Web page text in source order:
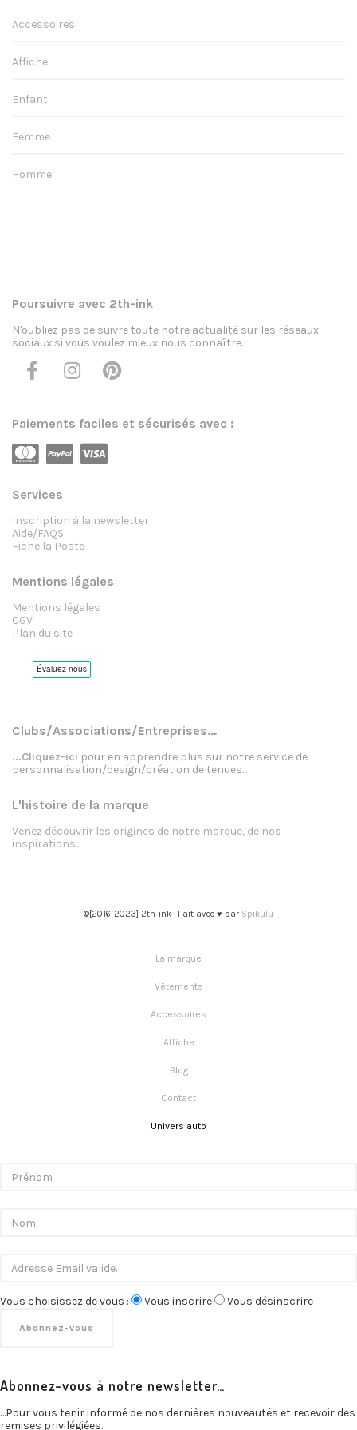
Accessoires
Affiche
Enfant
Femme
Homme
Poursuivre avec 2th-ink
N'oubliez pas de suivre toute notre actualité sur les réseaux
sociaux si vous voulez mieux nous connaître.
Paiements faciles et sécurisés avec :
Services
Inscription à la newsletter
Aide/FAQS
Fiche la Poste
Mentions légales
Mentions légales
CGV
Plan du site
Clubs/Associations/Entreprises...
...Cliquez-ici pour en apprendre plus sur notre service de
personnalisation/design/création de tenues...
L'histoire de la marque
Venez découvrir les origines de notre marque, de nos
inspirations...
©[2016-2023] 2th-ink · Fait avec ♥ par Spikulu
La marque
Vêtements
Accessoires
Affiche
Blog
Contact
Univers auto
Vous choisissez de vous : Vous inscrire Vous désinscrire
Abonnez-vous à notre newsletter…
…Pour vous tenir informé de nos dernières nouveautés et recevoir des
remises privilégiées.